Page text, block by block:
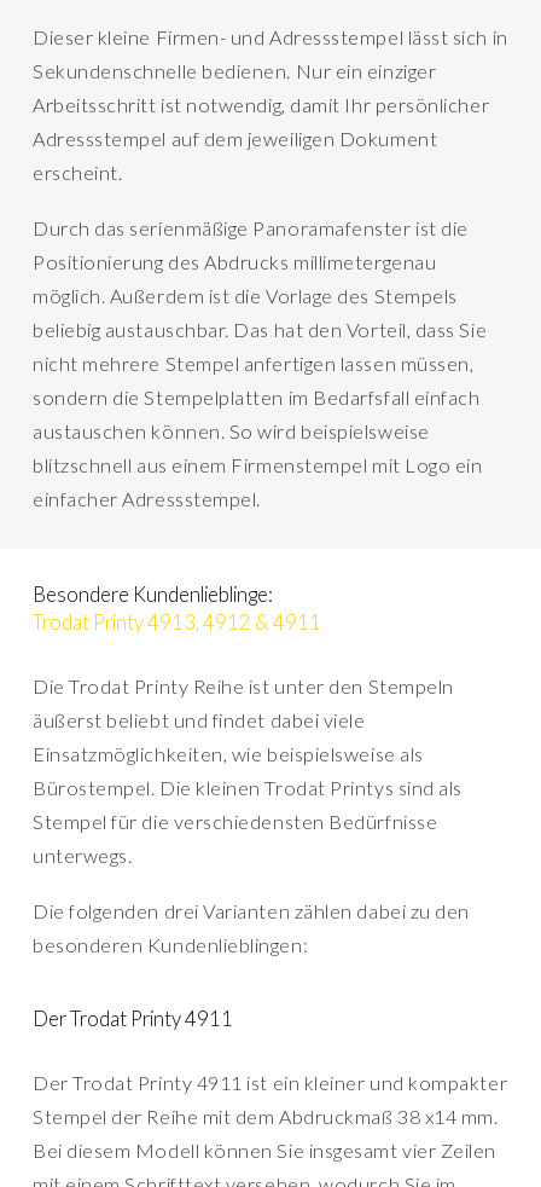
Dieser kleine Firmen- und Adressstempel lässt sich in
Sekundenschnelle bedienen. Nur ein einziger
Arbeitsschritt ist notwendig, damit Ihr persönlicher
Adressstempel auf dem jeweiligen Dokument
erscheint.
Durch das serienmäßige Panoramafenster ist die
Positionierung des Abdrucks millimetergenau
möglich. Außerdem ist die Vorlage des Stempels
beliebig austauschbar. Das hat den Vorteil, dass Sie
nicht mehrere Stempel anfertigen lassen müssen,
sondern die Stempelplatten im Bedarfsfall einfach
austauschen können. So wird beispielsweise
blitzschnell aus einem Firmenstempel mit Logo ein
einfacher Adressstempel.
Besondere Kundenlieblinge:
Trodat Printy 4913, 4912 & 4911
Die Trodat Printy Reihe ist unter den Stempeln
äußerst beliebt und findet dabei viele
Einsatzmöglichkeiten, wie beispielsweise als
Bürostempel. Die kleinen Trodat Printys sind als
Stempel für die verschiedensten Bedürfnisse
unterwegs.
Die folgenden drei Varianten zählen dabei zu den
besonderen Kundenlieblingen:
Der Trodat Printy 4911
Der Trodat Printy 4911 ist ein kleiner und kompakter
Stempel der Reihe mit dem Abdruckmaß 38 x14 mm.
Bei diesem Modell können Sie insgesamt vier Zeilen